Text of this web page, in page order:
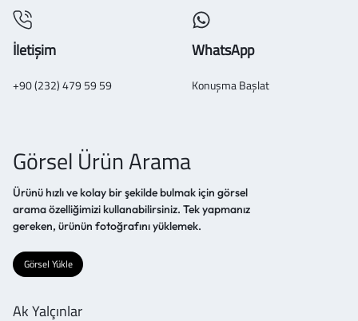
İletişim
+90 (232) 479 59 59
WhatsApp
Konuşma Başlat
Görsel Ürün Arama
Ürünü hızlı ve kolay bir şekilde bulmak için görsel
arama özelliğimizi kullanabilirsiniz. Tek yapmanız
gereken, ürünün fotoğrafını yüklemek.
Görsel Yükle
Ak Yalçınlar